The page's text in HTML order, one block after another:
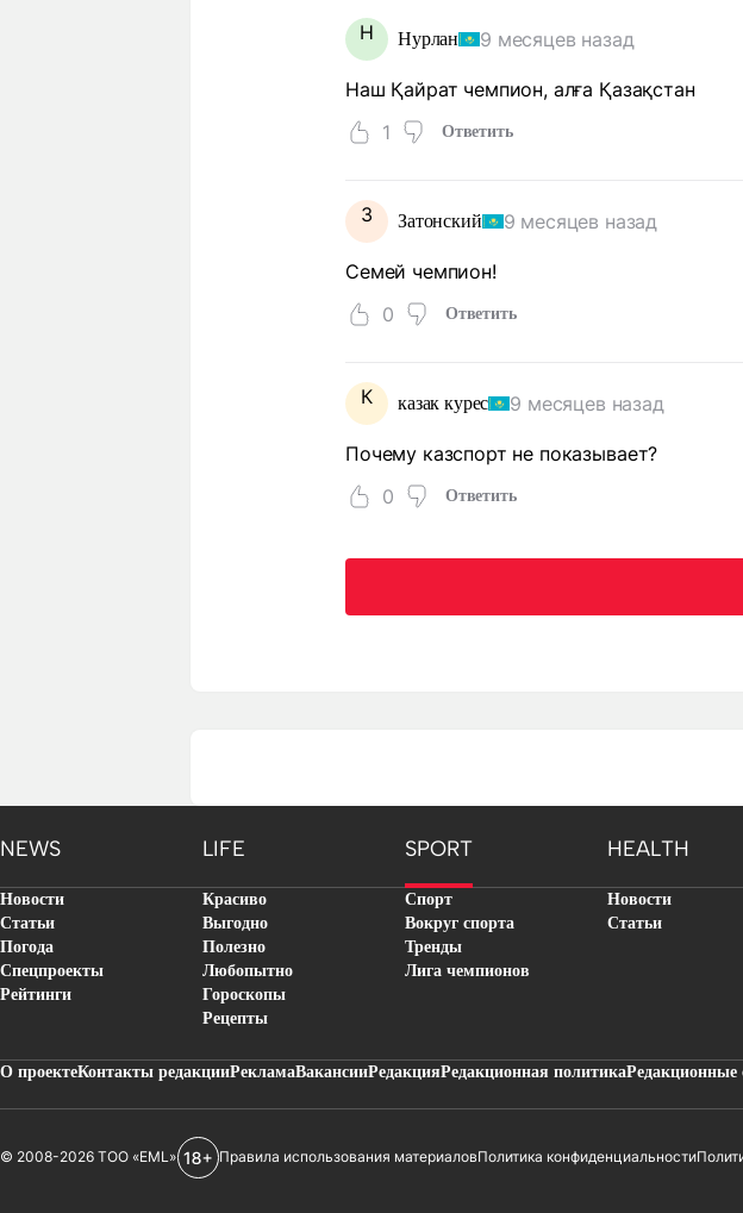
Н Нурлан 9 месяцев назад
Наш Қайрат чемпион, алға Қазақстан
1
Ответить
З Затонский 9 месяцев назад
Семей чемпион!
0
Ответить
К казак курес 9 месяцев назад
Почему казспорт не показывает?
0
Ответить
NEWS LIFE SPORT HEALTH
Новости
Статьи
Погода
Спецпроекты
Рейтинги
Красиво
Выгодно
Полезно
Любопытно
Гороскопы
Рецепты
Спорт
Вокруг спорта
Тренды
Лига чемпионов
Новости
Статьи
О проектеКонтакты редакцииРекламаВакансииРедакцияРедакционная политикаРедакционные
© 2008-2026 ТОО «EML» Правила использования материаловПолитика конфиденциальности